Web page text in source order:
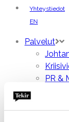
Yhteystiedot
EN
Palvelut
PR &